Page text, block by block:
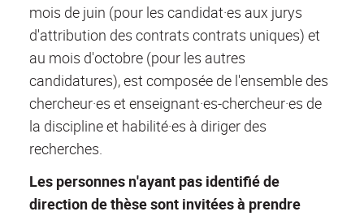
mois de juin (pour les candidat·es aux jurys
d'attribution des contrats contrats uniques) et
au mois d'octobre (pour les autres
candidatures), est composée de l'ensemble des
chercheur·es et enseignant·es-chercheur·es de
la discipline et habilité·es à diriger des
recherches.
Les personnes n'ayant pas identifié de
direction de thèse sont invitées à prendre